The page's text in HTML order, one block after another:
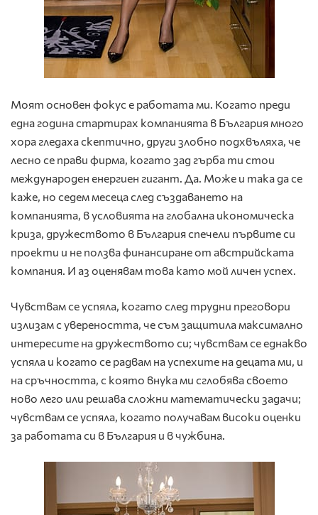
Моят основен фокус е работата ми. Когато преди
една година стартирах компанията в България много
хора гледаха скептично, други злобно подхвъляха, че
лесно се прави фирма, когато зад гърба ти стои
международен енергиен гигант. Да. Може и така да се
каже, но седем месеца след създаването на
компанията, в условията на глобална икономическа
криза, дружеството в България спечели първите си
проекти и не ползва финансиране от австрийската
компания. И аз оценявам това като мой личен успех.
Чувствам се успяла, когато след трудни преговори
излизам с увереността, че съм защитила максимално
интересите на дружеството си; чувствам се еднакво
успяла и когато се радвам на успехите на децата ми, и
на сръчността, с която внука ми сглобява своето
ново лего или решава сложни математически задачи;
чувствам се успяла, когато получавам високи оценки
за работата си в България и в чужбина.